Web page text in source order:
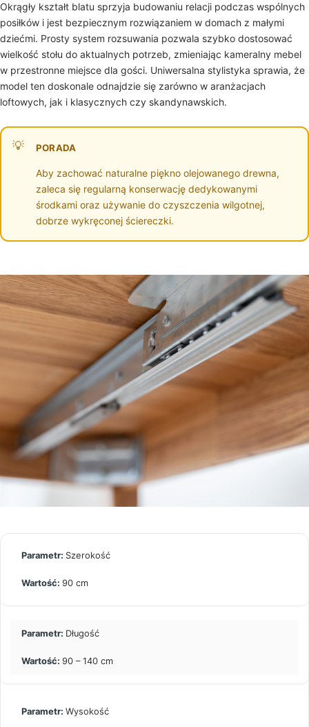
Okrągły kształt blatu sprzyja budowaniu relacji podczas wspólnych
posiłków i jest bezpiecznym rozwiązaniem w domach z małymi
dziećmi. Prosty system rozsuwania pozwala szybko dostosować
wielkość stołu do aktualnych potrzeb, zmieniając kameralny mebel
w przestronne miejsce dla gości. Uniwersalna stylistyka sprawia, że
model ten doskonale odnajdzie się zarówno w aranżacjach
loftowych, jak i klasycznych czy skandynawskich.
PORADA
Aby zachować naturalne piękno olejowanego drewna,
zaleca się regularną konserwację dedykowanymi
środkami oraz używanie do czyszczenia wilgotnej,
dobrze wykręconej ściereczki.
Szerokość
90 cm
Długość
90 – 140 cm
Wysokość